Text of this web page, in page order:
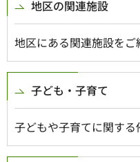
地区の関連施設
地区にある関連施設をご
子ども・子育て
子どもや子育てに関する